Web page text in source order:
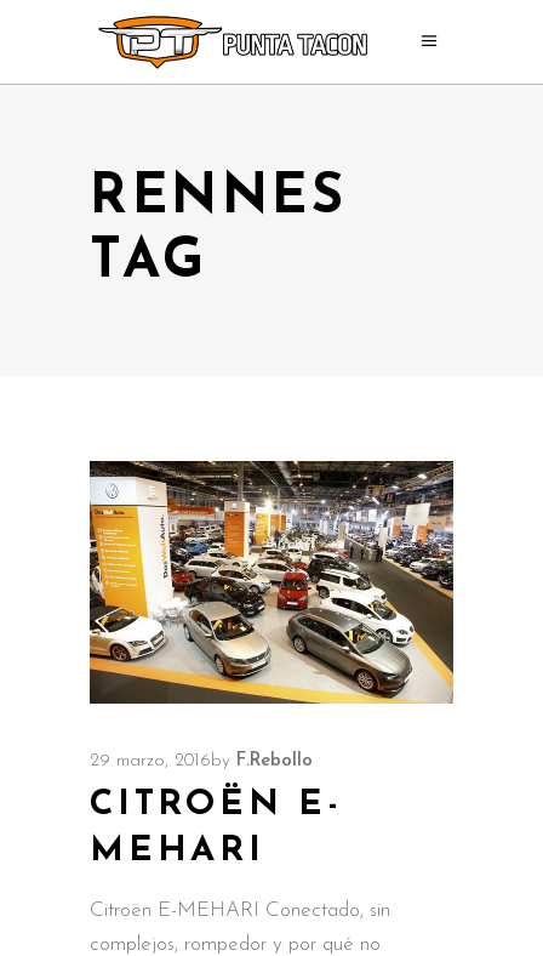
RENNES
TAG
29 marzo, 2016 by F.Rebollo
CITROËN E-
MEHARI
Citroën E-MEHARI Conectado, sin
complejos, rompedor y por qué no